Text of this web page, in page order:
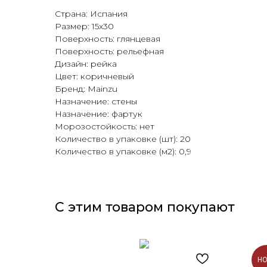
Страна: Испания
Размер: 15х30
Поверхность: глянцевая
Поверхность: рельефная
Дизайн: рейка
Цвет: коричневый
Бренд: Mainzu
Назначение: стены
Назначение: фартук
Морозостойкость: нет
Количество в упаковке (шт): 20
Количество в упаковке (м2): 0,9
С этим товаром покупают